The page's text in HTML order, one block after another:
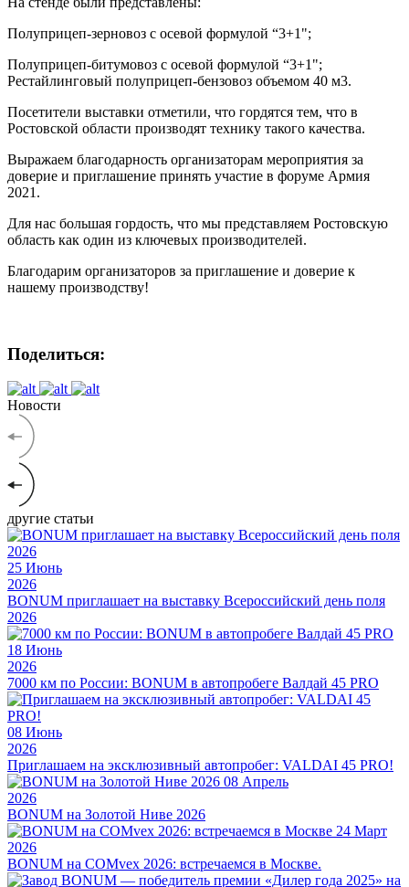
Полуприцеп-зерновоз с осевой формулой “3+1";
Полуприцеп-битумовоз с осевой формулой “3+1";
Рестайлинговый полуприцеп-бензовоз объемом 40 м3.
Посетители выставки отметили, что гордятся тем, что в
Ростовской области производят технику такого качества.
Выражаем благодарность организаторам мероприятия за
доверие и приглашение принять участие в форуме Армия
2021.
Для нас большая гордость, что мы представляем Ростовскую
область как один из ключевых производителей.
Благодарим организаторов за приглашение и доверие к
нашему производству!
Поделиться:
Новости
другие статьи
25 Июнь
2026
BONUM приглашает на выставку Всероссийский день поля
2026
18 Июнь
2026
7000 км по России: BONUM в автопробеге Валдай 45 PRO
08 Июнь
2026
Приглашаем на эксклюзивный автопробег: VALDAI 45 PRO!
08 Апрель
2026
BONUM на Золотой Ниве 2026
24 Март
2026
BONUM на COMvex 2026: встречаемся в Москве.